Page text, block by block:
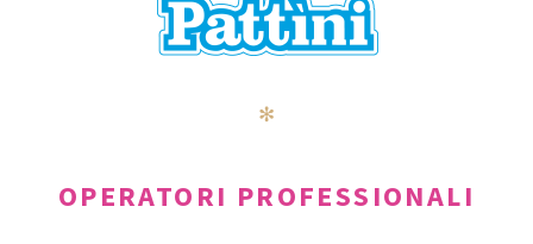
✻
OPERATORI PROFESSIONALI